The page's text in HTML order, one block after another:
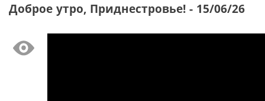
Доброе утро, Приднестровье! - 15/06/26